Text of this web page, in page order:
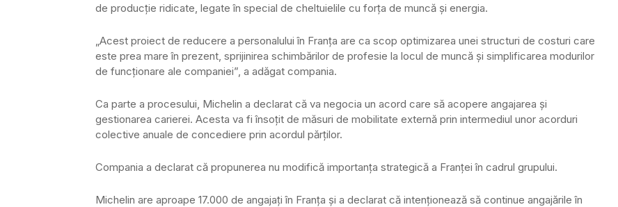
de producție ridicate, legate în special de cheltuielile cu forța de muncă și energia.
„Acest proiect de reducere a personalului în Franța are ca scop optimizarea unei structuri de costuri care
este prea mare în prezent, sprijinirea schimbărilor de profesie la locul de muncă și simplificarea modurilor
de funcționare ale companiei”, a adăgat compania.
Ca parte a procesului, Michelin a declarat că va negocia un acord care să acopere angajarea și
gestionarea carierei. Acesta va fi însoțit de măsuri de mobilitate externă prin intermediul unor acorduri
colective anuale de concediere prin acordul părților.
Compania a declarat că propunerea nu modifică importanța strategică a Franței în cadrul grupului.
Michelin are aproape 17.000 de angajați în Franța și a declarat că intenționează să continue angajările în